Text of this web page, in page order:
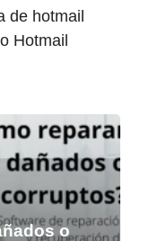
de hotmail
Hotmail
o